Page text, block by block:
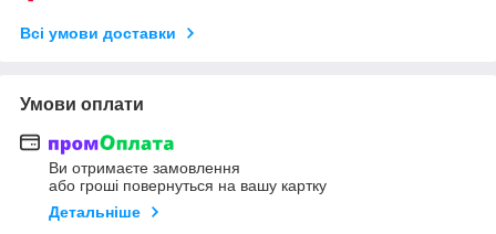
Всі умови доставки
Умови оплати
Ви отримаєте замовлення
або гроші повернуться на вашу картку
Детальніше